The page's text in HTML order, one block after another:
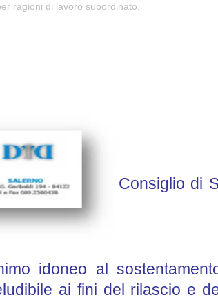
ragioni di lavoro subordinato.
Consiglio di
idoneo al
ai fini del rilascio e